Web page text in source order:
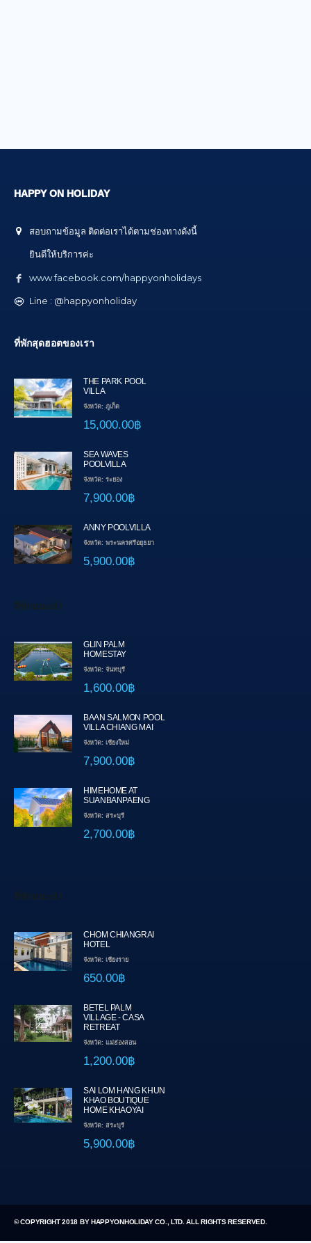
HAPPY ON HOLIDAY
สอบถามข้อมูล ติดต่อเราได้ตามช่องทางดังนี้
ยินดีให้บริการค่ะ
www.facebook.com/happyonholidays
Line : @happyonholiday
ที่พักสุดฮอตของเรา
THE PARK POOL
VILLA
จังหวัด: ภูเก็ต
15,000.00฿
SEA WAVES
POOLVILLA
จังหวัด: ระยอง
7,900.00฿
ANNY POOLVILLA
จังหวัด: พระนครศรีอยุธยา
5,900.00฿
ที่พักแนะนำ
GLIN PALM
HOMESTAY
จังหวัด: จันทบุรี
1,600.00฿
BAAN SALMON POOL
VILLA CHIANG MAI
จังหวัด: เชียงใหม่
7,900.00฿
HIMEHOME AT
SUANBANPAENG
จังหวัด: สระบุรี
2,700.00฿
ที่พักแนะนำ
CHOM CHIANGRAI
HOTEL
จังหวัด: เชียงราย
650.00฿
BETEL PALM
VILLAGE - CASA
RETREAT
จังหวัด: แม่ฮ่องสอน
1,200.00฿
SAI LOM HANG KHUN
KHAO BOUTIQUE
HOME KHAOYAI
จังหวัด: สระบุรี
5,900.00฿
© COPYRIGHT 2018 BY HAPPYONHOLIDAY CO., LTD. ALL RIGHTS RESERVED.